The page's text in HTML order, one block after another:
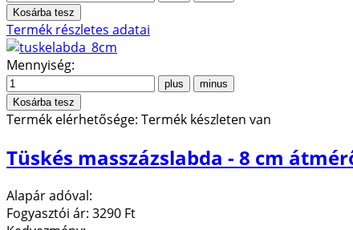
Termék részletes adatai
Mennyiség:
Termék elérhetősége: Termék készleten van
Tüskés masszázslabda - 8 cm
Alapár adóval:
Fogyasztói ár: 3290 Ft